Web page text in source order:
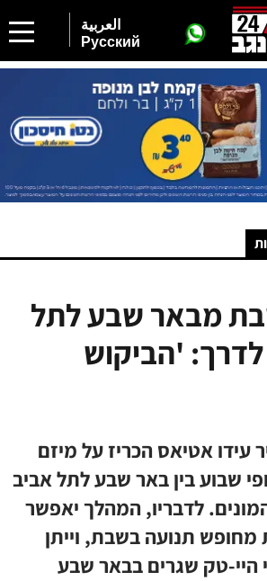
العربية
Русский
מבאר שבע לתל
לדרך: 'הביקוש
עידו אטיאס הכריז על מיזם
שבוע בין באר שבע לתל אביב
לדבריו, המהלך יאפשר
מחופש תנועה בשבת, וייתן
היי-טק שגרים בבאר שבע